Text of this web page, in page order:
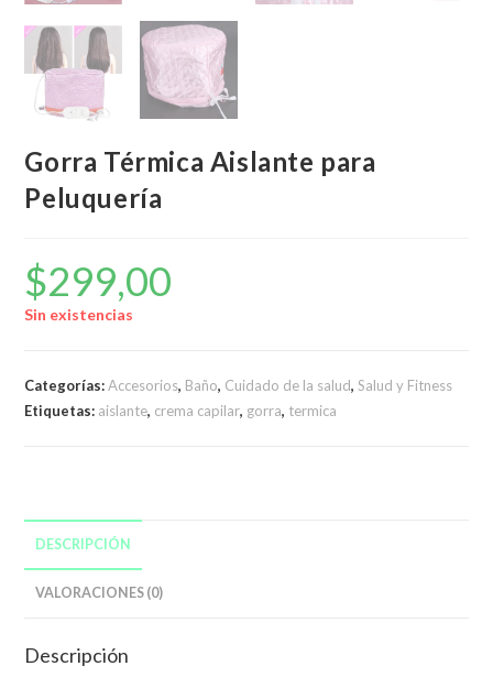
Gorra Térmica Aislante para
Peluquería
$299,00
Sin existencias
Categorías:Accesorios, Baño, Cuidado de la salud,Salud y Fitness
Etiquetas: aislante, crema capilar, gorra, termica
DESCRIPCIÓN
VALORACIONES (0)
Descripción